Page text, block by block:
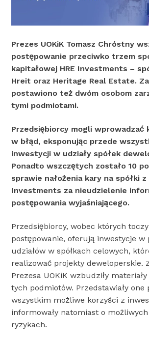
Prezes UOKiK Tomasz Chróstny
postępowanie przeciwko trzem
kapitałowej HRE Investments –
Hreit oraz Heritage Real Estate.
postawiono też dwóm osobom
tymi podmiotami.
Przedsiębiorcy mogli wprowadzać
w błąd, eksponując przede
inwestycji w udziały spółek
Ponadto wszczętych zostało 10
sprawie nałożenia kary na spółki z
Investments za nieudzielenie
postępowania wyjaśniającego.
Przedsiębiorcy, wobec których
postępowanie, oferują inwestycje w
udziałów w spółkach celowych,
realizować projekty deweloperskie.
Prezesa UOKiK wzbudziły
tych podmiotów. Przedstawiały one
wszystkim możliwe korzyści z
informowały natomiast o
ryzykach.